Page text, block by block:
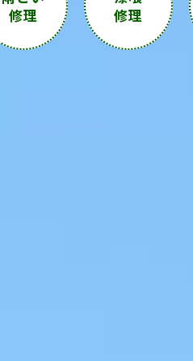
修理
修理